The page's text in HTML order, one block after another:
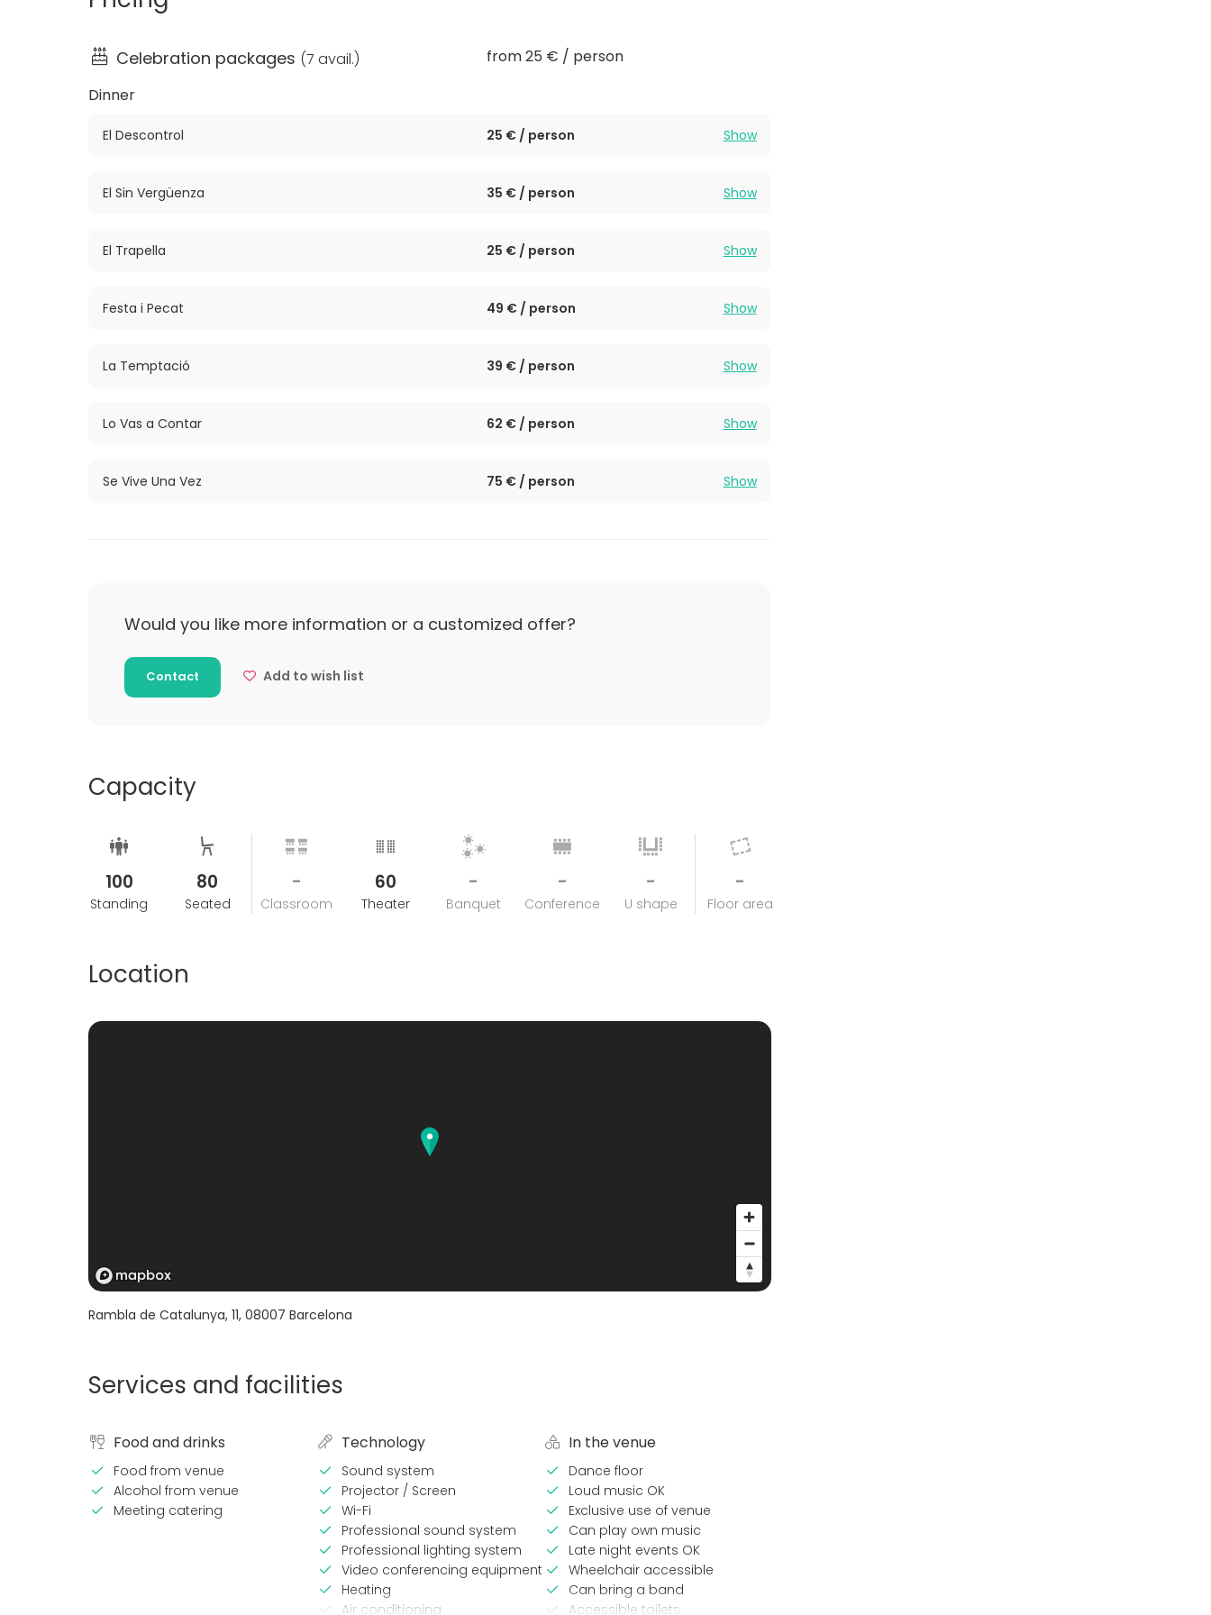
Celebration packages (7 avail.)
from 25 € / person
Dinner
El Descontrol 25 € / person Show
El Sin Vergüenza 35 € / person Show
El Trapella 25 € / person Show
Festa i Pecat 49 € / person Show
La Temptació 39 € / person Show
Lo Vas a Contar 62 € / person Show
Se Vive Una Vez 75 € / person Show
Would you like more information or a customized offer?
Contact Add to wish list
Capacity
100
Standing
80
Seated
-
Classroom
60
Theater
-
Banquet
-
Conference
-
U shape
-
Floor area
Location
Rambla de Catalunya, 11, 08007 Barcelona
Services and facilities
Food and drinks
Food from venue
Alcohol from venue
Meeting catering
Technology
Sound system
Projector / Screen
Wi-Fi
Professional sound system
Professional lighting system
Video conferencing equipment
Heating
Air conditioning
In the venue
Dance floor
Loud music OK
Exclusive use of venue
Can play own music
Late night events OK
Wheelchair accessible
Can bring a band
Accessible toilets